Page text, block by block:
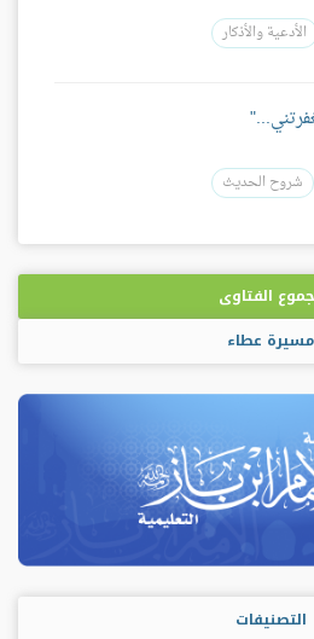
الأدعية والأذكار
شروح الحديث
الفتاوى
مسيرة عطاء
التصنيفات